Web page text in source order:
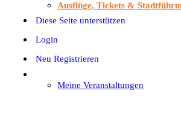
Ausflüge, Tickets &
Diese Seite unterstützen
Login
Neu Registrieren
Meine Veranstaltungen